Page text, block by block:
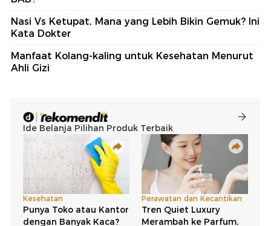
Nasi Vs Ketupat, Mana yang Lebih Bikin Gemuk? Ini
Kata Dokter
Manfaat Kolang-kaling untuk Kesehatan Menurut
Ahli Gizi